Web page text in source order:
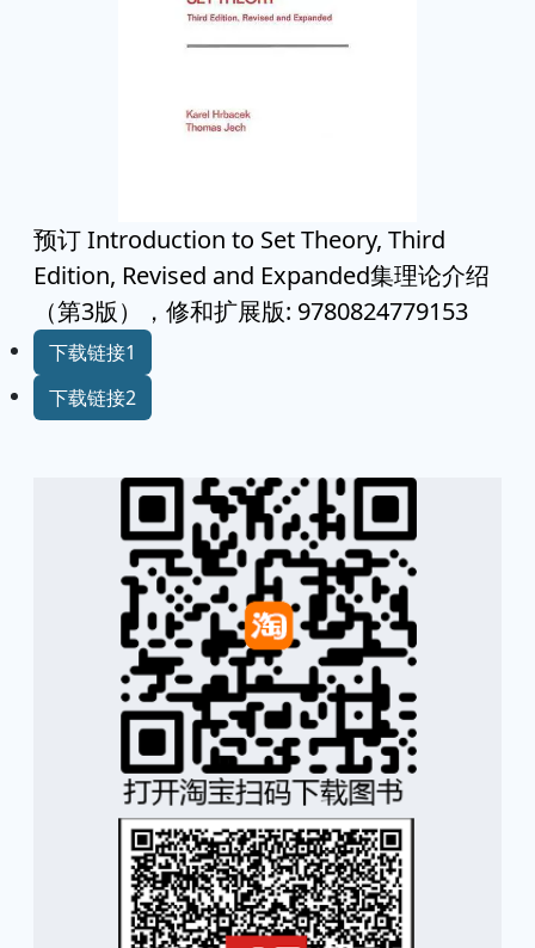
预订 Introduction to Set Theory, Third
Edition, Revised and Expanded集理论介绍
（第3版），修和扩展版: 9780824779153
下载链接1
下载链接2